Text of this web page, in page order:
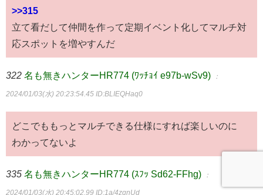
>>315
立て看だして仲間を作って定期イベント化してマルチ対
応スポットを増やすんだ
322 名も無きハンターHR774 (ﾜｯﾁｮｲ e97b-wSv9) ：
2024/01/03(水) 20:23:54.45 ID:BLIEQHaq0
どこでももっとマルチできる仕様にすれば楽しいのに
わかってないよ
335 名も無きハンターHR774 (ｽﾌｯ Sd62-FFhg) ：
2024/01/03(水) 20:45:02.99 ID:1a/4zqnUd